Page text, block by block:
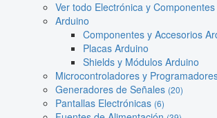
Ver todo Electrónica y Componentes
Arduino
Componentes y Accesorios
Placas Arduino
Shields y Módulos Arduino
Microcontroladores y
Generadores de Señales (20)
Pantallas Electrónicas (6)